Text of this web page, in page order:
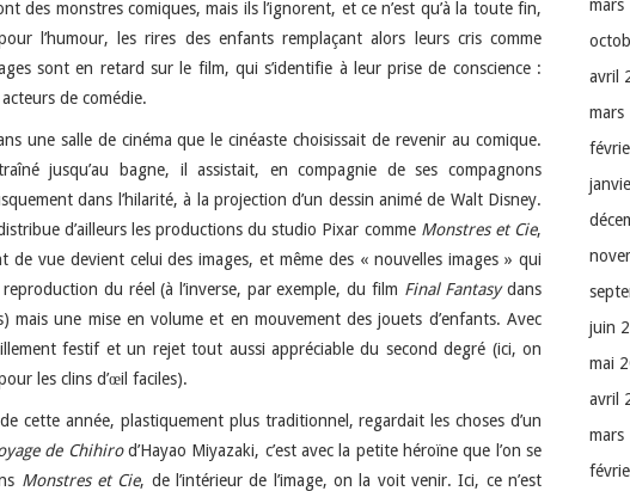
des monstres comiques, mais ils l’ignorent, et ce n’est qu’à la toute fin,
l’humour, les rires des enfants remplaçant alors leurs cris comme
sont en retard sur le film, qui s’identifie à leur prise de conscience :
de comédie.
une salle de cinéma que le cinéaste choisissait de revenir au comique.
jusqu’au bagne, il assistait, en compagnie de ses compagnons
dans l’hilarité, à la projection d’un dessin animé de Walt Disney.
d’ailleurs les productions du studio Pixar comme Monstres et Cie,
de vue devient celui des images, et même des « nouvelles images » qui
du réel (à l’inverse, par exemple, du film Final Fantasydans
mais une mise en volume et en mouvement des jouets d’enfants. Avec
festif et un rejet tout aussi appréciable du second degré (ici, on
les clins d’œil faciles).
cette année, plastiquement plus traditionnel, regardait les choses d’un
de Chihirod’Hayao Miyazaki, c’est avec la petite héroïne que l’on se
Monstres et Cie, de l’intérieur de l’image, on la voit venir. Ici, ce n’est
mars
avril
mars
juin
mai
avril
mars